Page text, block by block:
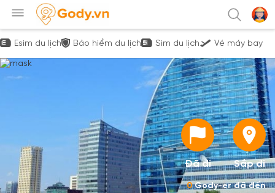
Esim du lịch Bảo hiểm du lịch Sim du lịch Vé máy bay
Đã đi Sắp đi
0Gody-er đã đến